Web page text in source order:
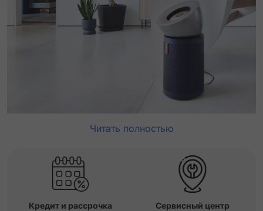
Читать полностью
Кредит и рассрочка Сервисный центр